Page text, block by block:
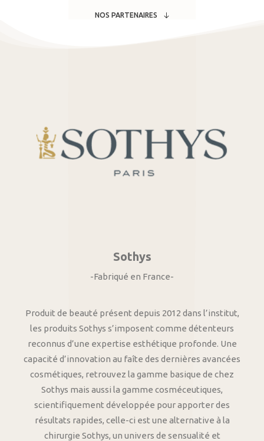
NOS PARTENAIRES
Sothys
-Fabriqué en France-
Produit de beauté présent depuis 2012 dans l’institut,
les produits Sothys s’imposent comme détenteurs
reconnus d’une expertise esthétique profonde. Une
capacité d’innovation au faîte des dernières avancées
cosmétiques, retrouvez la gamme basique de chez
Sothys mais aussi la gamme cosméceutiques,
scientifiquement développée pour apporter des
résultats rapides, celle-ci est une alternative à la
chirurgie Sothys, un univers de sensualité et